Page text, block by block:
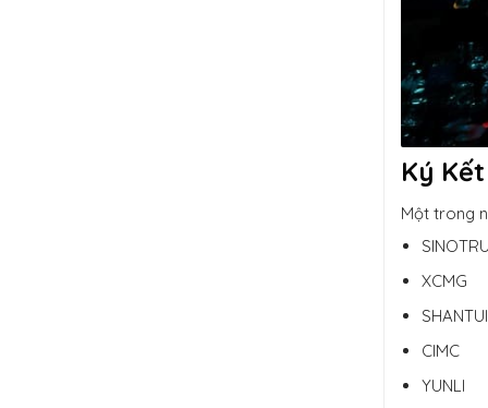
Ký
Một trong
XCMG
SHANTUI
CIMC
YUNLI